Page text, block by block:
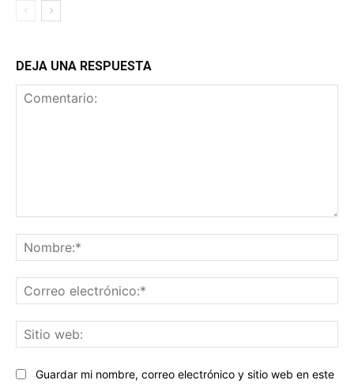
DEJA UNA RESPUESTA
Guardar mi nombre, correo electrónico y sitio web en este